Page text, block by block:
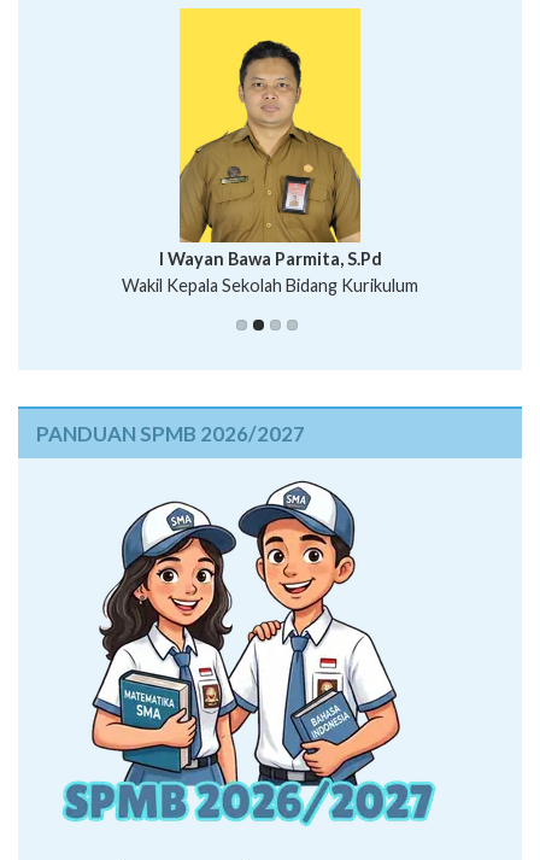
Putu Suhartana, S.Pd.
I Wayan Bawa Parmita, S.Pd
Wakil Kepala Sekolah Bidang Kurikulum
I Wayan Gede Aditya Pratita, S.Pd., M.Sn
Ni Wayan Nopi Sutantri, S.Pd.
PANDUAN SPMB 2026/2027